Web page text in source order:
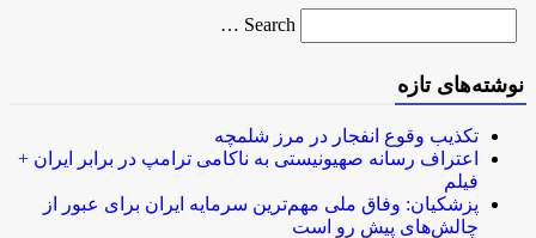
for
Search …
نوشته‌های تازه
تکذیب وقوع انفجار در مرز شلمچه
اعتراف رسانه صهیونیستی به ناکامی ترامپ در برابر ایران +
فیلم
پزشکیان: وفاق ملی مهم‌ترین سرمایه ایران برای عبور از
چالش‌های پیش رو است